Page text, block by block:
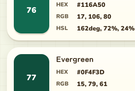
76
HEX #116A50
RGB 17, 106, 80
HSL 162deg, 72%, 24%
77
Evergreen
HEX #0F4F3D
RGB 15, 79, 61